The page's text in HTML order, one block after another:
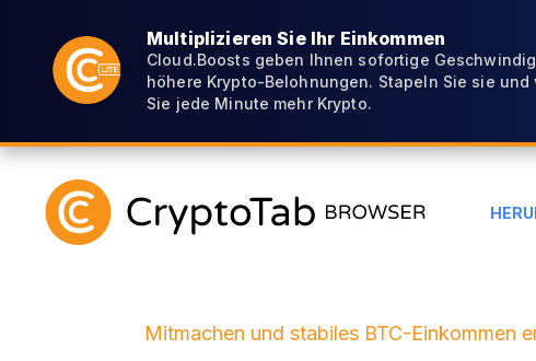
Multiplizieren Sie Ihr Einkommen
Cloud.Boosts geben Ihnen sofortige
höhere Krypto-Belohnungen. Stapeln Sie sie und
Sie jede Minute mehr Krypto.
Mitmachen und stabiles BTC-Einkommen